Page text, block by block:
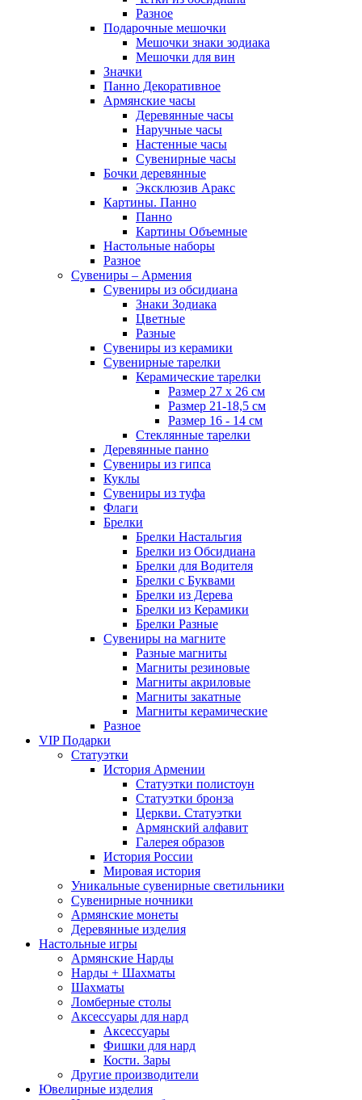
Разное
Подарочные мешочки
Мешочки знаки зодиака
Мешочки для вин
Значки
Панно Декоративное
Армянские часы
Деревянные часы
Наручные часы
Настенные часы
Сувенирные часы
Бочки деревянные
Эксклюзив Аракс
Картины. Панно
Панно
Картины Объемные
Настольные наборы
Разное
Сувениры – Армения
Сувениры из обсидиана
Знаки Зодиака
Цветные
Разные
Сувениры из керамики
Сувенирные тарелки
Керамические тарелки
Размер 27 х 26 см
Размер 21-18,5 см
Размер 16 - 14 см
Стеклянные тарелки
Деревянные панно
Сувениры из гипса
Куклы
Сувениры из туфа
Флаги
Брелки
Брелки Настальгия
Брелки из Обсидиана
Брелки для Водителя
Брелки с Буквами
Брелки из Дерева
Брелки из Керамики
Брелки Разные
Сувениры на магните
Разные магниты
Магниты резиновые
Магниты акриловые
Магниты закатные
Магниты керамические
Разное
VIP Подарки
Статуэтки
История Армении
Статуэтки полистоун
Статуэтки бронза
Церкви. Статуэтки
Армянский алфавит
Галерея образов
История России
Мировая история
Уникальные сувенирные светильники
Сувенирные ночники
Армянские монеты
Деревянные изделия
Настольные игры
Армянские Нарды
Нарды + Шахматы
Шахматы
Ломберные столы
Аксессуары для нард
Аксессуары
Фишки для нард
Кости. Зары
Другие производители
Ювелирные изделия